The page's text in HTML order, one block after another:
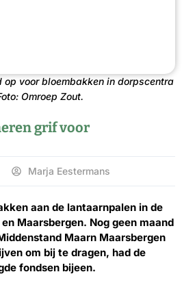
voor bloembakken in dorpscentra
Omroep Zout.
grif voor
Marja Eestermans
aan de lantaarnpalen in de
Maarsbergen. Nog geen maand
Maarn Maarsbergen
om bij te dragen, had de
fondsen bijeen.